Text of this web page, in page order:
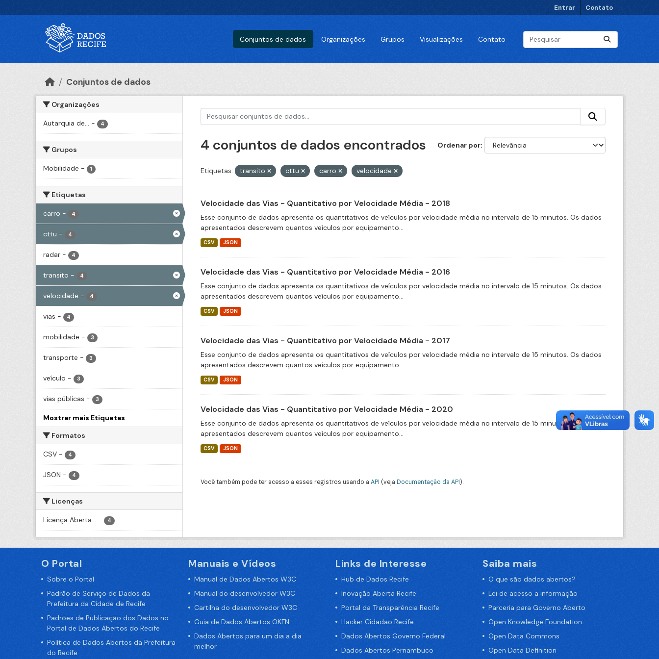
Entrar Contato
Conjuntos de dados Organizações Grupos Visualizações Contato
Conjuntos de dados
Organizações
Autarquia de... - 4
Grupos
Mobilidade - 1
Etiquetas
carro - 4
cttu - 4
radar - 4
transito - 4
velocidade - 4
vias - 4
mobilidade - 3
transporte - 3
veículo - 3
vias públicas - 3
Mostrar mais Etiquetas
Formatos
CSV - 4
JSON - 4
Licenças
Licença Aberta... - 4
Ordenar por
4 conjuntos de dados encontrados
Etiquetas: transito cttu carro velocidade
Velocidade das Vias - Quantitativo por Velocidade Média - 2018
Esse conjunto de dados apresenta os quantitativos de veículos por velocidade média no intervalo de 15 minutos. Os dados
apresentados descrevem quantos veículos por equipamento...
CSV JSON
Velocidade das Vias - Quantitativo por Velocidade Média - 2016
Esse conjunto de dados apresenta os quantitativos de veículos por velocidade média no intervalo de 15 minutos. Os dados
apresentados descrevem quantos veículos por equipamento...
CSV JSON
Velocidade das Vias - Quantitativo por Velocidade Média - 2017
Esse conjunto de dados apresenta os quantitativos de veículos por velocidade média no intervalo de 15 minutos. Os dados
apresentados descrevem quantos veículos por equipamento...
CSV JSON
Velocidade das Vias - Quantitativo por Velocidade Média - 2020
Esse conjunto de dados apresenta os quantitativos de veículos por velocidade média no intervalo de 15 minutos. Os dados
apresentados descrevem quantos veículos por equipamento...
CSV JSON
Você também pode ter acesso a esses registros usando a API (veja Documentação da API).
O Portal
Sobre o Portal
Padrão de Serviço de Dados da
Prefeitura da Cidade de Recife
Padrões de Publicação dos Dados no
Portal de Dados Abertos do Recife
Política de Dados Abertos da Prefeitura
do Recife
Manuais e Vídeos
Manual de Dados Abertos W3C
Manual do desenvolvedor W3C
Cartilha do desenvolvedor W3C
Guia de Dados Abertos OKFN
Dados Abertos para um dia a dia
melhor
Links de Interesse
Hub de Dados Recife
Inovação Aberta Recife
Portal da Transparência Recife
Hacker Cidadão Recife
Dados Abertos Governo Federal
Dados Abertos Pernambuco
Saiba mais
O que são dados abertos?
Lei de acesso a informação
Parceria para Governo Aberto
Open Knowledge Foundation
Open Data Commons
Open Data Definition